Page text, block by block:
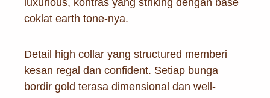
luxurious, kontras yang striking dengan base
coklat earth tone-nya.
Detail high collar yang structured memberi
kesan regal dan confident. Setiap bunga
bordir gold terasa dimensional dan well-